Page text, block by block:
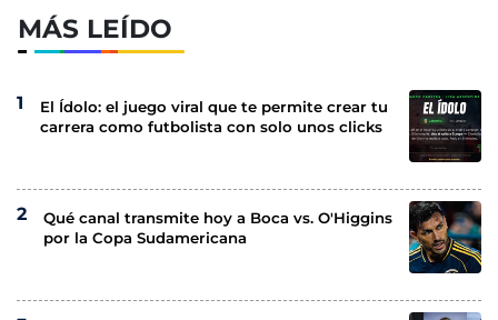
MÁS LEÍDO
El Ídolo: el juego viral que te permite crear tu
carrera como futbolista con solo unos clicks
Qué canal transmite hoy a Boca vs. O'Higgins
por la Copa Sudamericana